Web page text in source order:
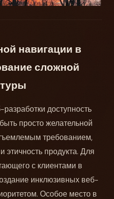
навигации в
сложной
доступность
просто желательной
требованием,
продукта. Для
с клиентами в
инклюзивных веб-
Особое место в